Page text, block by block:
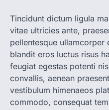
2
जाएगी
More
रायपुर।
बच्चों के
CG :
छत्तीसगढ़
Tincidunt dictum ligula
vitae ultricies ante,
pellentesque ullamcorper
blandit eros luctus risus
feugiat egestas potenti
convallis, aenean
vestibulum himenaeos
commodo, consequat